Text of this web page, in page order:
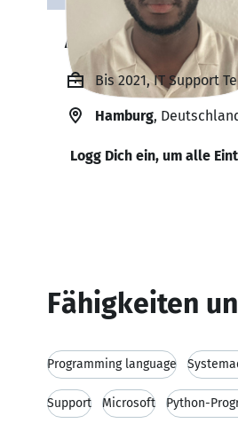
Alexander
Bis 2021, IT Support
Hamburg,
Logg Dich ein, um alle
Fähigkeiten
Programming language
Support Microsoft Python-